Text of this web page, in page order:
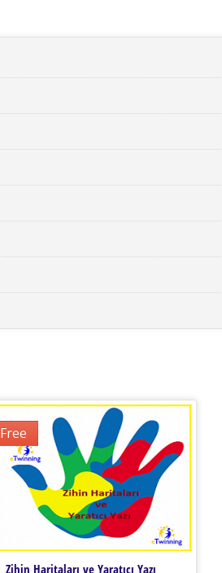
Free
Zihin Haritaları ve Yaratıcı Yazı